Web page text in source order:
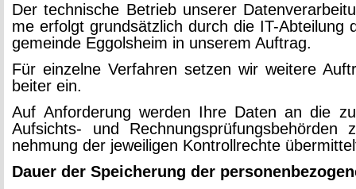
Der tech­ni­sche Be­trieb un­se­rer
me er­folgt grund­sätz­lich durch die IT-Ab­tei­lung
ge­mein­de Eg­gols­heim in un­se­rem Auf­trag.
Für ein­zel­ne Ver­fah­ren set­zen wir wei­te­re
bei­ter ein.
Auf An­for­de­rung wer­den Ihre Daten an die
Auf­sichts- und Rech­nungs­prü­fungs­be­hör­den
neh­mung der je­wei­li­gen Kon­troll­rech­te
Dauer der Spei­che­rung der